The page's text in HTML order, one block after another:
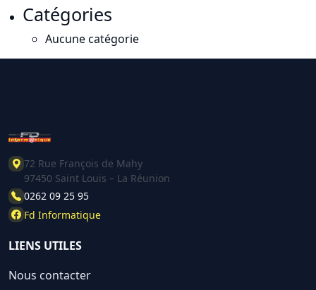
Catégories
Aucune catégorie
72 Rue François de Mahy
97450 Saint Louis – La Réunion
0262 09 25 95
Fd Informatique
LIENS UTILES
Nous contacter